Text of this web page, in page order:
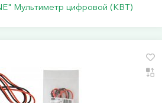
Мультиметр цифровой (КВТ)